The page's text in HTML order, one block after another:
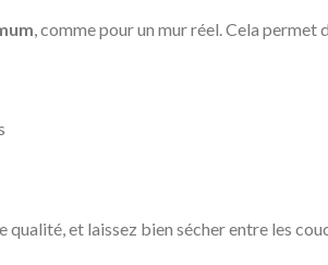
, comme pour un mur réel. Cela permet
qualité, et laissez bien sécher entre les